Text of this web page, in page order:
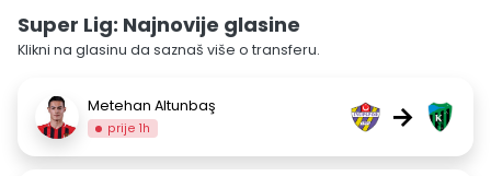
Super Lig: Najnovije glasine
Klikni na glasinu da saznaš više o transferu.
Metehan Altunbaş
prije 1h →